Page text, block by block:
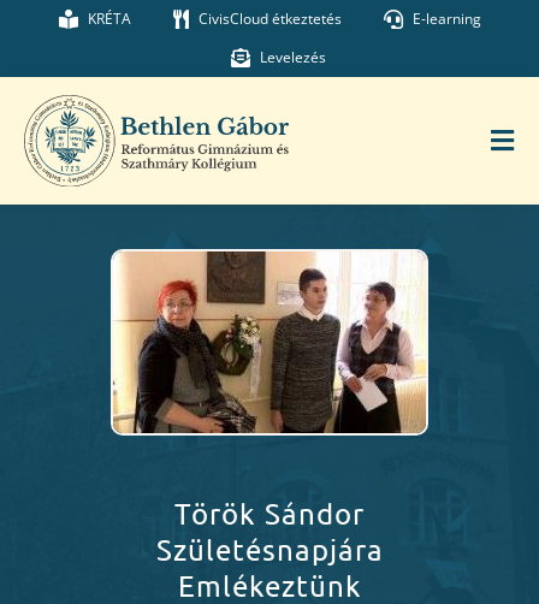
Kihagyás KRÉTA CivisCloud étkeztetés
E-learning
Levelezés
Munkatársaink
Török Sándor
Születésnapjára
Emlékeztünk